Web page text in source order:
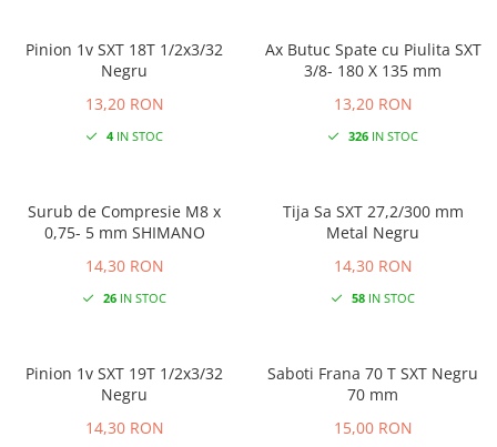
Pinion 1v SXT 18T 1/2x3/32
Negru
13,20 RON
4IN STOC
Ax Butuc Spate cu Piulita SXT
3/8- 180 X 135 mm
13,20 RON
326IN STOC
Surub de Compresie M8 x
0,75- 5 mm SHIMANO
14,30 RON
26IN STOC
Tija Sa SXT 27,2/300 mm
Metal Negru
14,30 RON
58IN STOC
Pinion 1v SXT 19T 1/2x3/32
Negru
14,30 RON
Saboti Frana 70 T SXT Negru
70 mm
15,00 RON